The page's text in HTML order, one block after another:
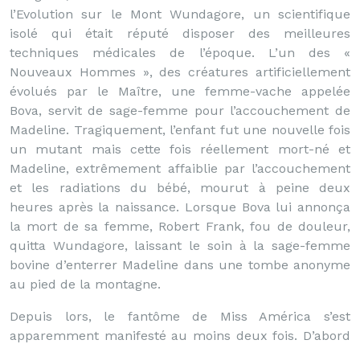
l’Evolution sur le Mont Wundagore, un scientifique
isolé qui était réputé disposer des meilleures
techniques médicales de l’époque. L’un des «
Nouveaux Hommes », des créatures artificiellement
évolués par le Maître, une femme-vache appelée
Bova, servit de sage-femme pour l’accouchement de
Madeline. Tragiquement, l’enfant fut une nouvelle fois
un mutant mais cette fois réellement mort-né et
Madeline, extrêmement affaiblie par l’accouchement
et les radiations du bébé, mourut à peine deux
heures après la naissance. Lorsque Bova lui annonça
la mort de sa femme, Robert Frank, fou de douleur,
quitta Wundagore, laissant le soin à la sage-femme
bovine d’enterrer Madeline dans une tombe anonyme
au pied de la montagne.
Depuis lors, le fantôme de Miss América s’est
apparemment manifesté au moins deux fois. D’abord